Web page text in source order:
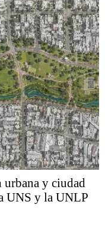
y ciudad
UNS y la UNLP